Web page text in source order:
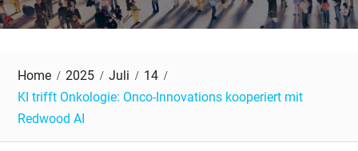
Home 2025 Juli
14
KI trifft Onkologie: Onco-Innovations kooperiert mit
Redwood AI